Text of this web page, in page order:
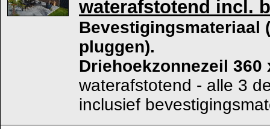
waterafstotend incl.
Bevestigingsmateriaal
pluggen).
Driehoekzonnezeil 360
waterafstotend - alle 3
inclusief